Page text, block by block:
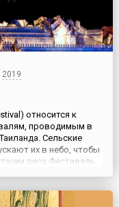
2019
относится к
проводимым в
Сельские
их в небо, чтобы
риса.Фестиваль